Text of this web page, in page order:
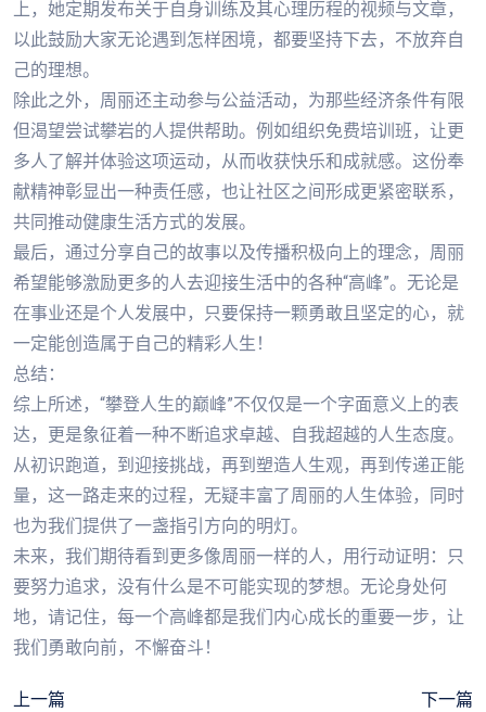
上，她定期发布关于自身训练及其心理历程的视频与文章，
以此鼓励大家无论遇到怎样困境，都要坚持下去，不放弃自
己的理想。
除此之外，周丽还主动参与公益活动，为那些经济条件有限
但渴望尝试攀岩的人提供帮助。例如组织免费培训班，让更
多人了解并体验这项运动，从而收获快乐和成就感。这份奉
献精神彰显出一种责任感，也让社区之间形成更紧密联系，
共同推动健康生活方式的发展。
最后，通过分享自己的故事以及传播积极向上的理念，周丽
希望能够激励更多的人去迎接生活中的各种“高峰”。无论是
在事业还是个人发展中，只要保持一颗勇敢且坚定的心，就
一定能创造属于自己的精彩人生！
总结：
综上所述，“攀登人生的巅峰”不仅仅是一个字面意义上的表
达，更是象征着一种不断追求卓越、自我超越的人生态度。
从初识跑道，到迎接挑战，再到塑造人生观，再到传递正能
量，这一路走来的过程，无疑丰富了周丽的人生体验，同时
也为我们提供了一盏指引方向的明灯。
未来，我们期待看到更多像周丽一样的人，用行动证明：只
要努力追求，没有什么是不可能实现的梦想。无论身处何
地，请记住，每一个高峰都是我们内心成长的重要一步，让
我们勇敢向前，不懈奋斗！
上一篇 下一篇